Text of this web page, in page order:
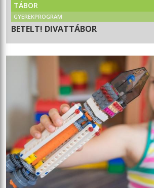
TÁBOR
GYEREKPROGRAM
BETELT! DIVATTÁBOR